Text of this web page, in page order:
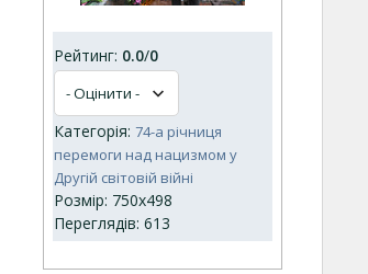
Рейтинг: 0.0/0
Категорія:74-а річниця
перемоги над нацизмом у
Другій світовій війні
Розмір: 750x498
Переглядів: 613